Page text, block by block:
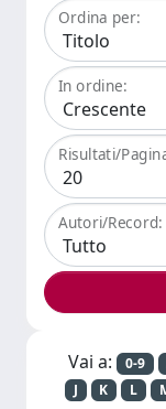
Ordina per:
In ordine:
Risultati/
Autori/Record:
Vai a: 0-9
J
K L